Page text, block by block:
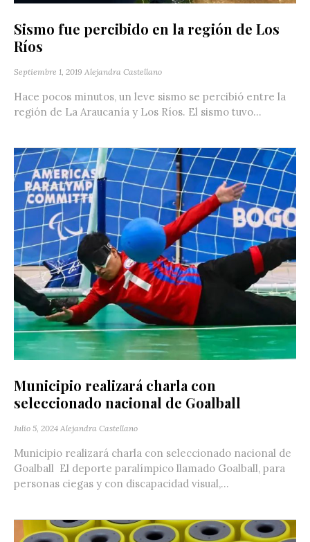
Sismo fue percibido en la región de Los
Ríos
Septiembre 1, 2019 Alejandra Castellano
Hace pocos minutos, un leve sismo se percibió entre la
región de La Araucanía y Los Ríos. El sismo tuvo...
Municipio realizará charla con
seleccionado nacional de Goalball
Julio 5, 2024 Alejandra Castellano
Municipio realizará charla con seleccionado nacional de
Goalball El deporte paralímpico llamado Goalball, para
personas ciegas y con discapacidad visual,...